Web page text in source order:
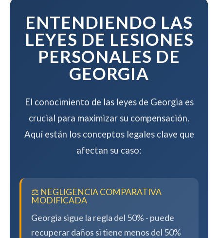
ENTENDIENDO LAS
LEYES DE LESIONES
PERSONALES DE
GEORGIA
El conocimiento de las leyes de Georgia es
crucial para maximizar su compensación.
Aquí están los conceptos legales clave que
afectan su caso:
⚖️ NEGLIGENCIA COMPARATIVA
MODIFICADA
Georgia sigue la regla del 50% - puede
recuperar daños si tiene menos del 50%